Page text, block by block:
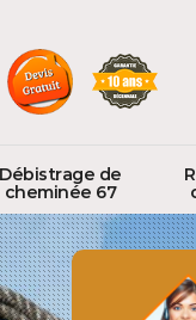
Débistrage de
cheminée 67